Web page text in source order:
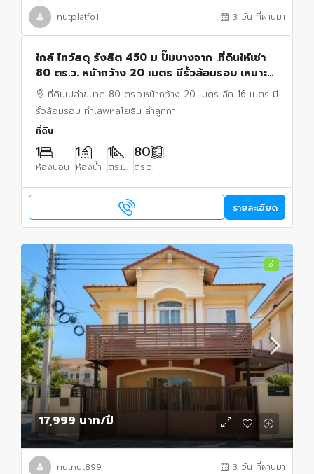
nutplatfo1 3 วัน ที่ผ่านมา
ใกล้ ไทวัสดุ รังสิต 450 ม ปั๊มบางจาก .ที่ดินให้เช่า
80 ตร.ว. หน้ากว้าง 20 เมตร มีรั้วล้อมรอบ เหมาะ
สำหรับร้านค้า ทำเลพหลโยธิน-ลำลูกกา
ที่ดินเปล่าขนาด 80 ตร.ว.หน้ากว้าง 20 เมตร ลึก 16 เมตร มี
รั้วล้อมรอบ ทำเลพหลโยธิน-ลำลูกกา
ที่ดิน
1
ห้องนอน
1
ห้องน้ำ
1
ตร.ม.
80
ตร.ว.
รายละเอียด
เช่า
17,999 บาท/ปี
nutnut899 3 วัน ที่ผ่านมา